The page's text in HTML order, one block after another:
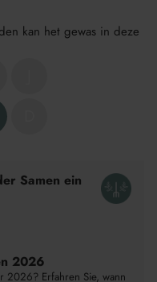
kan het gewas in deze
Samen ein
2026
2026? Erfahren Sie, wann